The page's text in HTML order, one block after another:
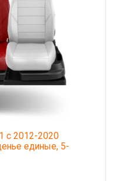
с 2012-2020
единые, 5-